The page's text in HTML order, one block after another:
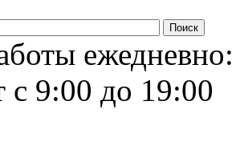
ежедневно:
9:00 до 19:00